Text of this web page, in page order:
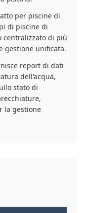
per piscine di
di piscine di
centralizzato di più
gestione unificata.
report di dati
dell'acqua,
stato di
la gestione